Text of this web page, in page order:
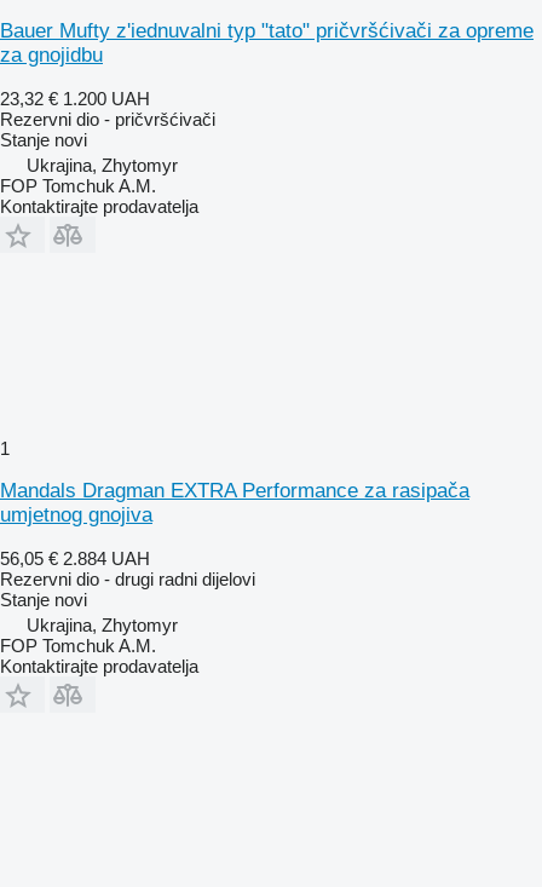
Bauer Mufty z'iednuvalni typ "tato" pričvršćivači za opreme
za gnojidbu
23,32 € 1.200 UAH
Rezervni dio - pričvršćivači
Stanje novi
Ukrajina, Zhytomyr
FOP Tomchuk A.M.
Kontaktirajte prodavatelja
1
Mandals Dragman EXTRA Performance za rasipača
umjetnog gnojiva
56,05 € 2.884 UAH
Rezervni dio - drugi radni dijelovi
Stanje novi
Ukrajina, Zhytomyr
FOP Tomchuk A.M.
Kontaktirajte prodavatelja